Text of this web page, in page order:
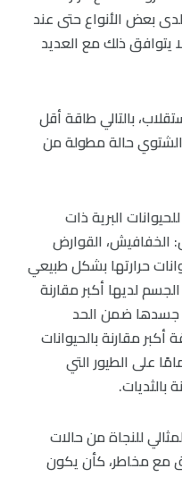
بعض الأنواع حتى عند
يتوافق ذلك مع العديد
بالتالي طاقة أقل
حالة مطولة من
البرية ذات
الخفافيش، القوارض
حرارتها بشكل طبيعي
لديها أكبر مقارنة
جسدها ضمن الحد
مقارنة بالحيوانات
على الطيور التي
للنجاة من حالات
مع مخاطر، كأن يكون